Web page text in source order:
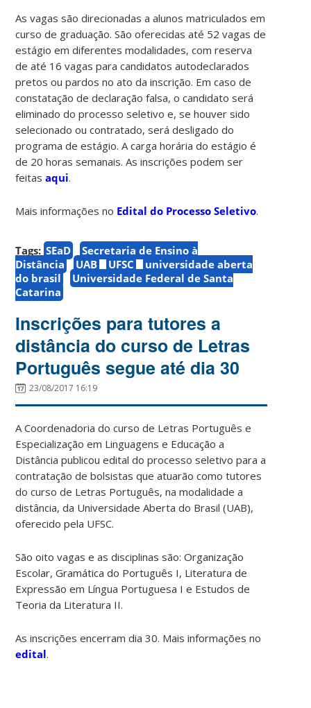
As vagas são direcionadas a alunos matriculados em
curso de graduação. São oferecidas até 52 vagas de
estágio em diferentes modalidades, com reserva
de até 16 vagas para candidatos autodeclarados
pretos ou pardos no ato da inscrição. Em caso de
constatação de declaração falsa, o candidato será
eliminado do processo seletivo e, se houver sido
selecionado ou contratado, será desligado do
programa de estágio. A carga horária do estágio é
de 20 horas semanais. As inscrições podem ser
feitasaqui.
Mais informações no Edital do Processo Seletivo.
Tags: SEaD
Secretaria de Ensino à
Distância
UAB UFSC
universidade aberta
do brasil
Universidade Federal de Santa
Catarina
Inscrições para tutores a
distância do curso de Letras
Português segue até dia 30
23/08/2017 16:19
A Coordenadoria do curso de Letras Português e
Especialização em Linguagens e Educação a
Distância publicou edital do processo seletivo para a
contratação de bolsistas que atuarão como tutores
do curso de Letras Português, na modalidade a
distância, da Universidade Aberta do Brasil (UAB),
oferecido pela UFSC.
São oito vagas e as disciplinas são: Organização
Escolar, Gramática do Português I, Literatura de
Expressão em Língua Portuguesa I e Estudos de
Teoria da Literatura II.
As inscrições encerram dia 30. Mais informações no
edital.